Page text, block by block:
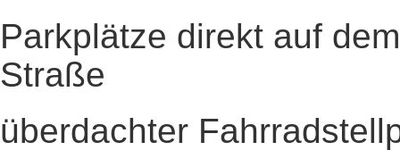
Parkplätze direkt auf
Straße
überdachter